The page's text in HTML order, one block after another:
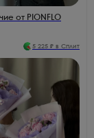
Розовое величие от PIONFLO
5 225 ₽ в Сплит